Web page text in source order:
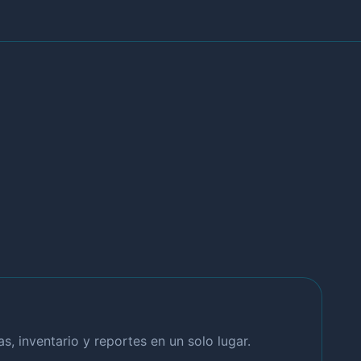
inventario y reportes en un solo lugar.